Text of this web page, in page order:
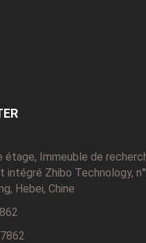
étage, Immeuble de
intégré Zhibo Technology,
Hebei, Chine